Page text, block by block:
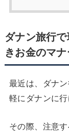
ダナン旅行
きお金のマナ
最近は、ダナ
軽にダナンに行
その際、注意